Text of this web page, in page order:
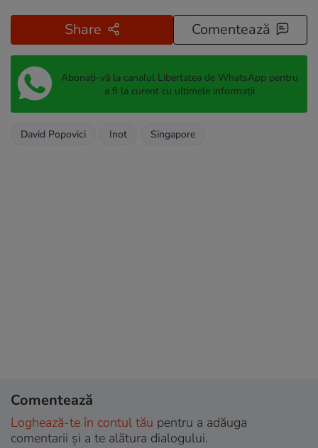
Share Comentează
Abonați-vă la canalul Libertatea de WhatsApp pentru
a fi la curent cu ultimele informații
David Popovici Inot Singapore
Comentează
Loghează-te în contul tău pentru a adăuga
comentarii și a te alătura dialogului.